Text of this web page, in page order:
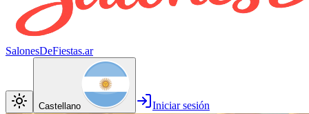
SalonesDeFiestas.ar
Castellano Iniciar sesión